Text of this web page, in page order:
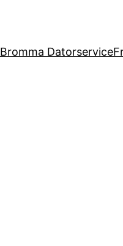
Bromma Datorservice